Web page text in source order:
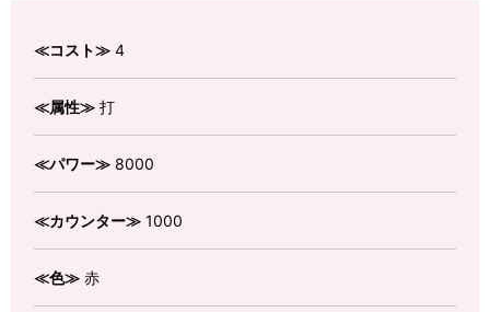
≪コスト≫ 4
≪属性≫ 打
≪パワー≫ 8000
≪カウンター≫ 1000
≪色≫ 赤